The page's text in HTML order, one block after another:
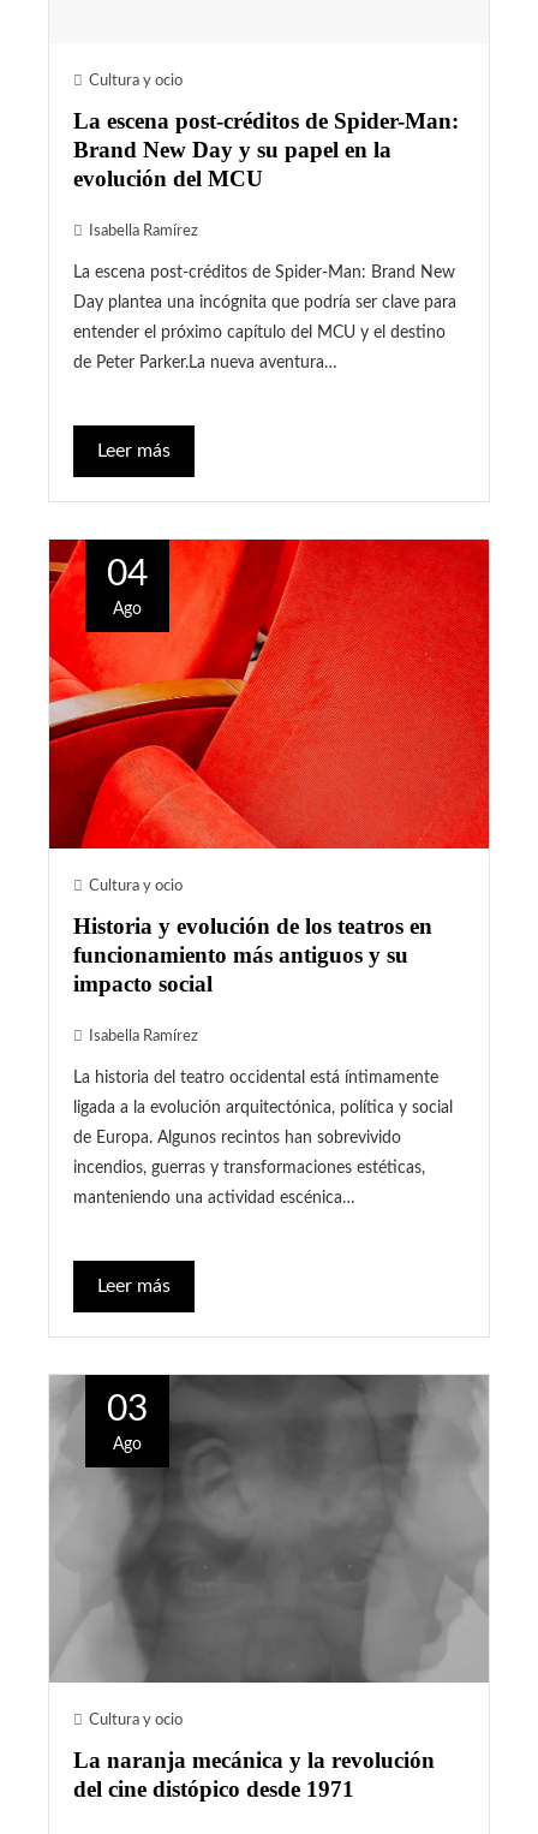
Cultura y ocio
La escena post-créditos de Spider-Man:
Brand New Day y su papel en la
evolución del MCU
Isabella Ramírez
La escena post-créditos de Spider-Man: Brand New
Day plantea una incógnita que podría ser clave para
entender el próximo capítulo del MCU y el destino
de Peter Parker.La nueva aventura…
Leer más
04
Ago
Cultura y ocio
Historia y evolución de los teatros en
funcionamiento más antiguos y su
impacto social
Isabella Ramírez
La historia del teatro occidental está íntimamente
ligada a la evolución arquitectónica, política y social
de Europa. Algunos recintos han sobrevivido
incendios, guerras y transformaciones estéticas,
manteniendo una actividad escénica…
Leer más
03
Ago
Cultura y ocio
La naranja mecánica y la revolución
del cine distópico desde 1971